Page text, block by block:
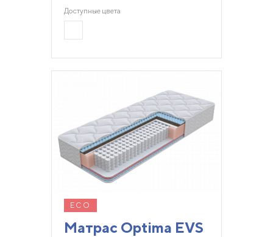
Доступные цвета
ECO
Матрас Optima EVS